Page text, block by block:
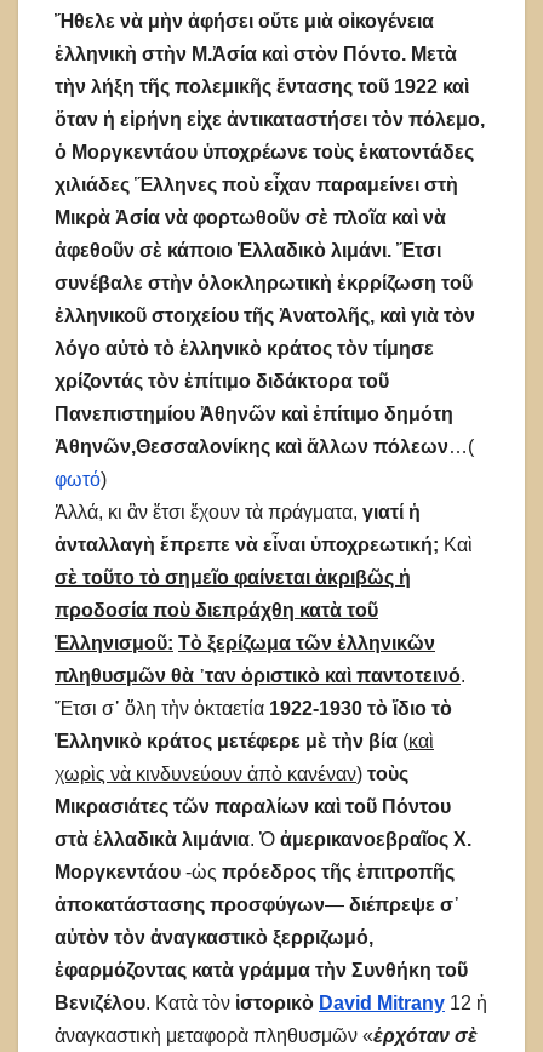
Ἤθελε νὰ μὴν ἀφήσει οὔτε μιὰ οἰκογένεια
ἑλληνικὴ στὴν Μ.Ἀσία καὶ στὸν Πόντο. Μετὰ
τὴν λήξη τῆς πολεμικῆς ἔντασης τοῦ 1922 καὶ
ὅταν ἡ εἰρήνη εἰχε ἀντικαταστήσει τὸν πόλεμο,
ὁ Μοργκεντάου ὑποχρέωνε τοὺς ἑκατοντάδες
χιλιάδες Ἕλληνες ποὺ εἶχαν παραμείνει στὴ
Μικρὰ Ἀσία νὰ φορτωθοῦν σὲ πλοῖα καὶ νὰ
ἀφεθοῦν σὲ κάποιο Ἑλλαδικὸ λιμάνι. Ἔτσι
συνέβαλε στὴν ὁλοκληρωτικὴ ἐκρρίζωση τοῦ
ἐλληνικοῦ στοιχείου τῆς Ἀνατολῆς, καὶ γιὰ τὸν
λόγο αὐτὸ τὸ ἑλληνικὸ κράτος τὸν τίμησε
χρίζοντάς τὸν ἐπίτιμο διδάκτορα τοῦ
Πανεπιστημίου Ἀθηνῶν καὶ ἐπίτιμο δημότη
Ἀθηνῶν,Θεσσαλονίκης καὶ ἄλλων πόλεων…(
φωτό)
Ἀλλά, κι ἂν ἔτσι ἔχουν τὰ πράγματα, γιατί ἡ
ἀνταλλαγὴ ἔπρεπε νὰ εἶναι ὑποχρεωτική; Καὶ
σὲ τοῦτο τὸ σημεῖο φαίνεται ἀκριβῶς ἡ
προδοσία ποὺ διεπράχθη κατὰ τοῦ
Ἑλληνισμοῦ: Τὸ ξερίζωμα τῶν ἑλληνικῶν
πληθυσμῶν θὰ ᾿ταν ὁριστικὸ καὶ παντοτεινό.
Ἔτσι σ᾽ ὅλη τὴν ὀκταετία 1922-1930 τὸ ἴδιο τὸ
Ἑλληνικὸ κράτος μετέφερε μὲ τὴν βία (καὶ
χωρὶς νὰ κινδυνεύουν ἀπὸ κανέναν) τοὺς
Μικρασιάτες τῶν παραλίων καὶ τοῦ Πόντου
στὰ ἑλλαδικὰ λιμάνια. Ὁ ἀμερικανοεβραῖος Χ.
Μοργκεντάου -ὡς πρόεδρος τῆς ἐπιτροπῆς
ἀποκατάστασης προσφύγων— διέπρεψε σ᾽
αὐτὸν τὸν ἀναγκαστικὸ ξερριζωμό,
ἐφαρμόζοντας κατὰ γράμμα τὴν Συνθήκη τοῦ
Βενιζέλου. Κατὰ τὸν ἱστορικὸ David Mitrany 12 ἡ
ἀναγκαστικὴ μεταφορὰ πληθυσμῶν «ἐρχόταν σὲ